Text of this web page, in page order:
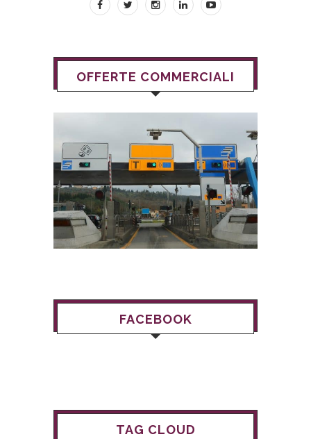
OFFERTE COMMERCIALI
FACEBOOK
TAG CLOUD